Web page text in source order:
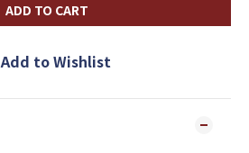
ADD TO CART
Add to Wishlist